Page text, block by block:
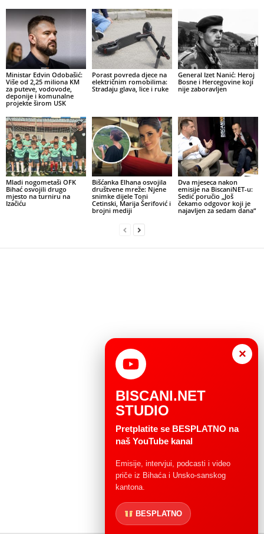
Ministar Edvin Odobašić:
Više od 2,25 miliona KM
za puteve, vodovode,
deponije i komunalne
projekte širom USK
Porast povreda djece na
električnim romobilima:
Stradaju glava, lice i ruke
General Izet Nanić: Heroj
Bosne i Hercegovine koji
nije zaboravljen
Mladi nogometaši OFK
Bihać osvojili drugo
mjesto na turniru na
Izačiću
Bišćanka Elhana osvojila
društvene mreže: Njene
snimke dijele Toni
Cetinski, Marija Šerifović i
brojni mediji
Dva mjeseca nakon
emisije na BiscaniNET-u:
Sedić poručio „Još
čekamo odgovor koji je
najavljen za sedam dana“
×
BISCANI.NET
STUDIO
Pretplatite se BESPLATNO na
naš YouTube kanal
Emisije, intervjui, podcasti i video
priče iz Bihaća i Unsko-sanskog
kantona.
BESPLATNO